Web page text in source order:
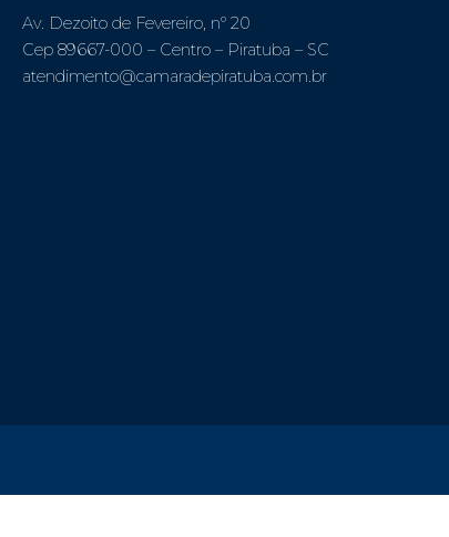
Av. Dezoito de Fevereiro, nº 20
Cep 89667-000 – Centro – Piratuba – SC
atendimento@camaradepiratuba.com.br